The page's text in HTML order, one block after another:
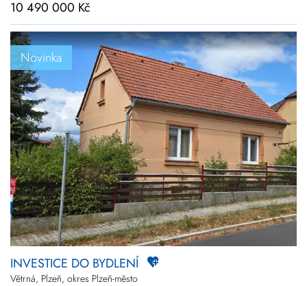
10 490 000 Kč
Novinka
INVESTICE DO BYDLENÍ
Větrná, Plzeň, okres Plzeň-město